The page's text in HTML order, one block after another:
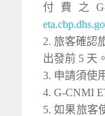
付費之
2. 旅客確認
出發前 5 天。
3. 申請須使
4. G-CNMI
5. 如果旅客